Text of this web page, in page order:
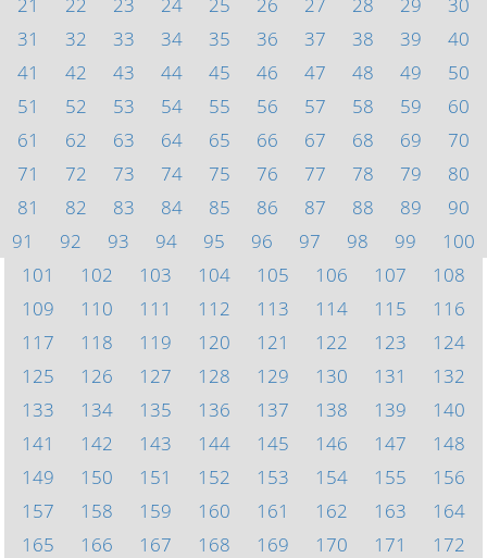
31
32 33 34 35 36 37 38 39
40
41
42 43 44 45 46 47 48 49
50
51
52 53 54 55 56 57 58 59
60
61
62 63 64 65 66 67 68 69
70
71
72 73 74 75 76 77 78 79
80
81
82 83 84 85 86 87 88 89
90
91
92 93 94 95 96 97 98 99
100
101
102 103 104 105 106 107
108
109
110 111 112 113 114 115
116
117
118 119 120 121 122 123
124
125
126 127 128 129 130 131
132
133
134 135 136 137 138 139
140
141
142 143 144 145 146 147
148
149
150 151 152 153 154 155
156
157
158 159 160 161 162 163
164
165
166 167 168 169 170 171
172